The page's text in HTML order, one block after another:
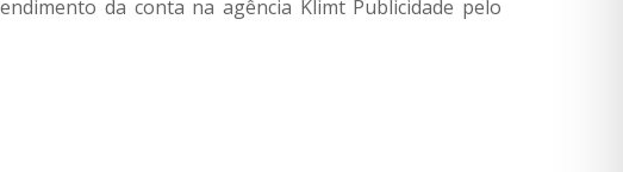
da conta na agência Klimt Publicidade pelo